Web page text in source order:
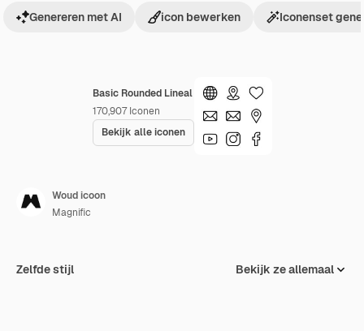
Basic Rounded Lineal
170,907 Iconen
Bekijk alle iconen
Genereren met AI icon bewerken Iconenset
Woud icoon
Magnific
Zelfde stijl Bekijk ze allemaal